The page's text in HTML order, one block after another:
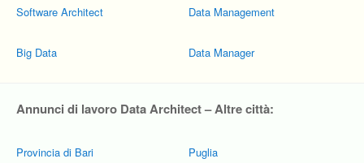
Software Architect
Big Data
Data Management
Data Manager
Annunci di lavoro Data Architect – Altre città:
Provincia di Bari Puglia